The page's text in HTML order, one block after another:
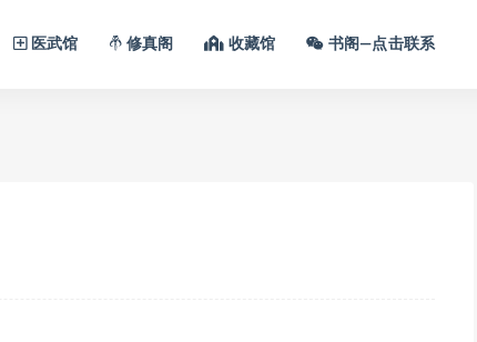
医武馆 修真阁 收藏馆 书阁—点击联系